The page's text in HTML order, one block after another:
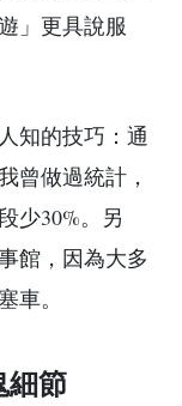
」更具說服
知的技巧：通
曾做過統計，
少30%。另
館，因為大多
車。
細節